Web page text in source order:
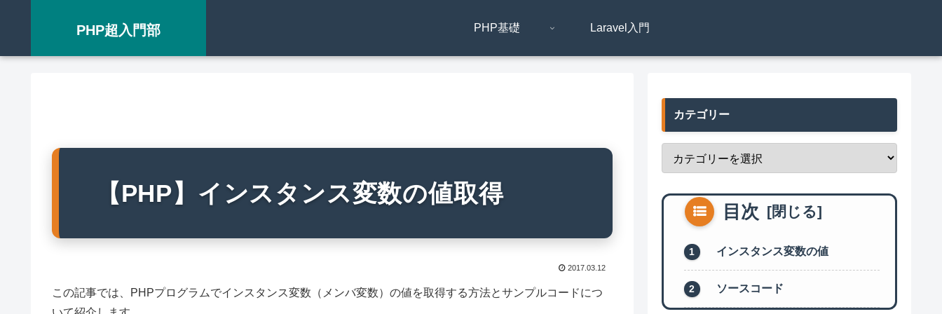
PHP超入門部 PHP基礎 Laravel入門
【PHP】インスタンス変数の値取得
2017.03.12
この記事では、PHPプログラムでインスタンス変数（メンバ変数）の値を取得する方法とサンプルコードにつ
カテゴリー
目次
インスタンス変数の値
ソースコード